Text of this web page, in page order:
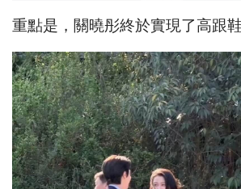
重點是，關曉彤終於實現了高跟